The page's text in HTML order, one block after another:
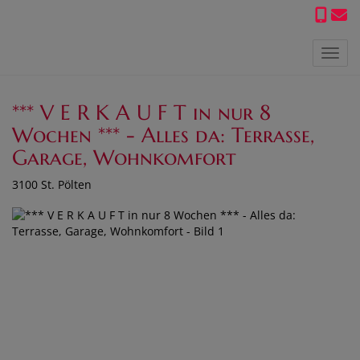
*** V E R K A U F T in nur 8
Wochen *** - Alles da: Terrasse,
Garage, Wohnkomfort
3100 St. Pölten